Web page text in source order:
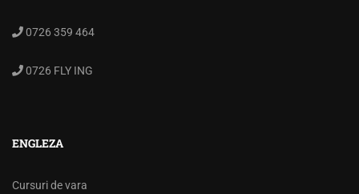
0726 359 464
0726 FLY ING
ENGLEZA
Cursuri de vara